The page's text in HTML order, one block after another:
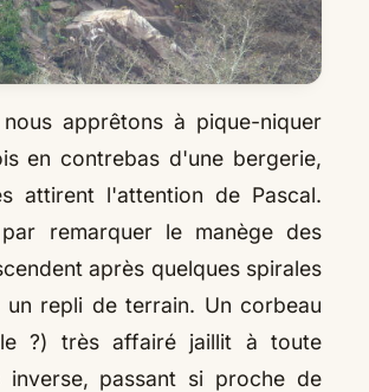
apprêtons à pique-niquer
en contrebas d'une bergerie,
attirent l'attention de Pascal.
remarquer le manège des
après quelques spirales
un repli de terrain. Un corbeau
?) très affairé jaillit à toute
inverse, passant si proche de